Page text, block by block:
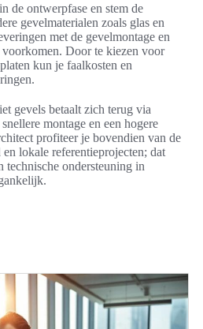
de ontwerpfase en stem de
gevelmaterialen zoals glas en
met de gevelmontage en
Door te kiezen voor
kun je faalkosten en
gevels betaalt zich terug via
montage en een hogere
profiteer je bovendien van de
lokale referentieprojecten; dat
technische ondersteuning in